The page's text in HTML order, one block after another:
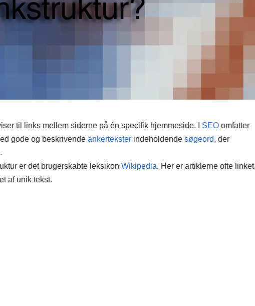
til links mellem siderne på én specifik hjemmeside. I SEO omfatter
gode og beskrivendeankertekster indeholdendesøgeord, der
er det brugerskabte leksikonWikipedia. Her er artiklerne ofte linket
af unik tekst.